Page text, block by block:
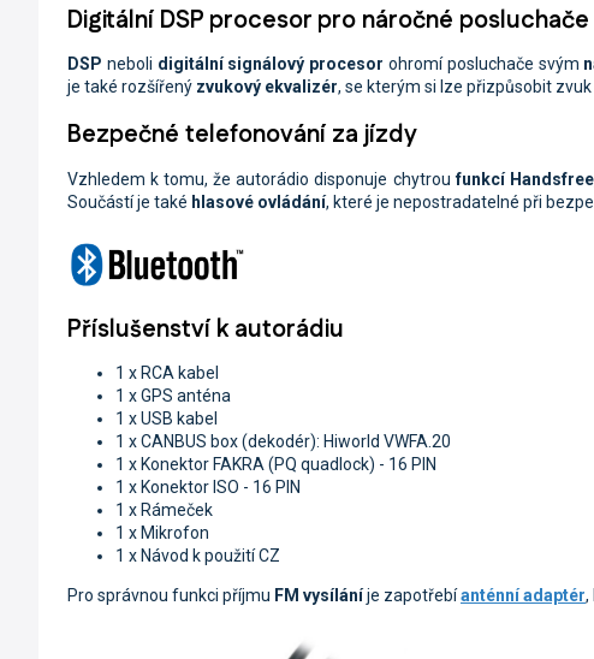
Digitální DSP procesor pro náročné posluchače
DSP neboli digitální signálový procesor ohromí posluchače svým
je také rozšířený zvukový ekvalizér, se kterým si lze přizpůsobit
Bezpečné telefonování za jízdy
Vzhledem k tomu, že autorádio disponuje chytroufunkcí
Součástí je také hlasové ovládání, které je nepostradatelné při
Příslušenství k autorádiu
1 x RCA kabel
1 x GPS anténa
1 x USB kabel
1 x CANBUS box (dekodér): Hiworld VWFA.20
1 x Konektor FAKRA (PQ quadlock) - 16 PIN
1 x Konektor ISO - 16 PIN
1 x Rámeček
1 x Mikrofon
1 x Návod k použití CZ
Pro správnou funkci příjmu FM vysíláníje zapotřebíanténní adaptér,